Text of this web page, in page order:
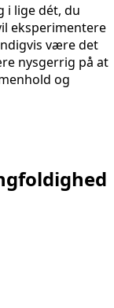
i lige dét, du
eksperimentere
være det
nysgerrig på at
og